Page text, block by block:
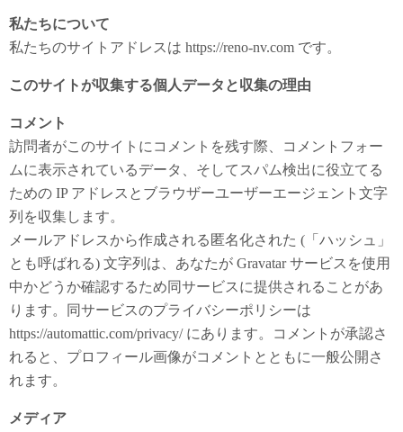
私たちについて
私たちのサイトアドレスは https://reno-nv.com です。
このサイトが収集する個人データと収集の理由
コメント
訪問者がこのサイトにコメントを残す際、コメントフォー
ムに表示されているデータ、そしてスパム検出に役立てる
ための IP アドレスとブラウザーユーザーエージェント文字
列を収集します。
メールアドレスから作成される匿名化された (「ハッシュ」
とも呼ばれる) 文字列は、あなたが Gravatar サービスを使用
中かどうか確認するため同サービスに提供されることがあ
ります。同サービスのプライバシーポリシーは
https://automattic.com/privacy/ にあります。コメントが承認さ
れると、プロフィール画像がコメントとともに一般公開さ
れます。
メディア